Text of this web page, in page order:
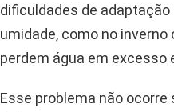
dificuldades de
umidade, como no
perdem água em excesso
Esse problema não